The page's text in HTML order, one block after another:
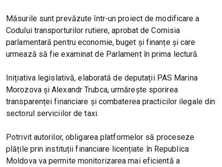
Măsurile sunt prevăzute într-un proiect de modificare a
Codului transporturilor rutiere, aprobat de Comisia
parlamentară pentru economie, buget și finanțe și care
urmează să fie examinat de Parlament în prima lectură.
Inițiativa legislativă, elaborată de deputații PAS Marina
Morozova și Alexandr Trubca, urmărește sporirea
transparenței financiare și combaterea practicilor ilegale din
sectorul serviciilor de taxi.
Potrivit autorilor, obligarea platformelor să proceseze
plățile prin instituții financiare licențiate în Republica
Moldova va permite monitorizarea mai eficientă a